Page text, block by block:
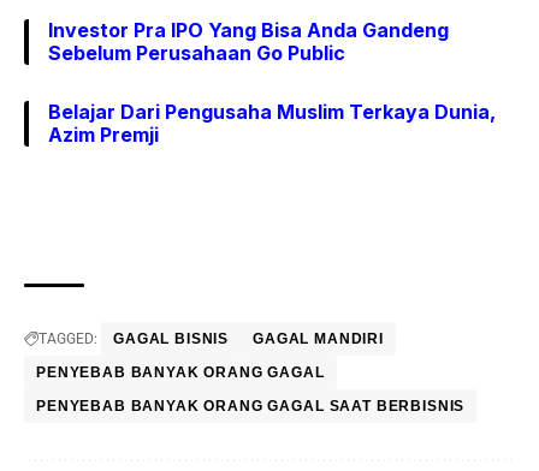
Investor Pra IPO Yang Bisa Anda Gandeng
Sebelum Perusahaan Go Public
Belajar Dari Pengusaha Muslim Terkaya Dunia,
Azim Premji
TAGGED: GAGAL BISNIS
GAGAL MANDIRI
PENYEBAB BANYAK ORANG GAGAL
PENYEBAB BANYAK ORANG GAGAL SAAT BERBISNIS